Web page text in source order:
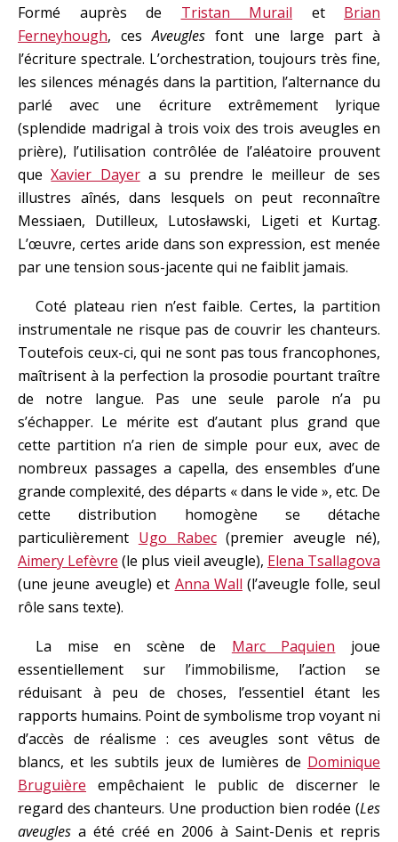
Formé auprès de Tristan Murail et Brian
Ferneyhough, cesAveugles font une large part à
l’écriture spectrale. L’orchestration, toujours très fine,
les silences ménagés dans la partition, l’alternance du
parlé avec une écriture extrêmement lyrique
(splendide madrigal à trois voix des trois aveugles en
prière), l’utilisation contrôlée de l’aléatoire prouvent
queXavier Dayera su prendre le meilleur de ses
illustres aînés, dans lesquels on peut reconnaître
Messiaen, Dutilleux, Lutosławski, Ligeti et Kurtag.
L’œuvre, certes aride dans son expression, est menée
par une tension sous-jacente qui ne faiblit jamais.
Coté plateau rien n’est faible. Certes, la partition
instrumentale ne risque pas de couvrir les chanteurs.
Toutefois ceux-ci, qui ne sont pas tous francophones,
maîtrisent à la perfection la prosodie pourtant traître
de notre langue. Pas une seule parole n’a pu
s’échapper. Le mérite est d’autant plus grand que
cette partition n’a rien de simple pour eux, avec de
nombreux passages a capella, des ensembles d’une
grande complexité, des départs « dans le vide », etc. De
cette distribution homogène se détache
particulièrement Ugo Rabec(premier aveugle né),
Aimery Lefèvre (le plus vieil aveugle), Elena Tsallagova
(une jeune aveugle) et Anna Wall (l’aveugle folle, seul
rôle sans texte).
La mise en scène de Marc Paquien joue
essentiellement sur l’immobilisme, l’action se
réduisant à peu de choses, l’essentiel étant les
rapports humains. Point de symbolisme trop voyant ni
d’accès de réalisme : ces aveugles sont vêtus de
blancs, et les subtils jeux de lumières de Dominique
Bruguière empêchaient le public de discerner le
regard des chanteurs. Une production bien rodée (Les
aveugles a été créé en 2006 à Saint-Denis et repris